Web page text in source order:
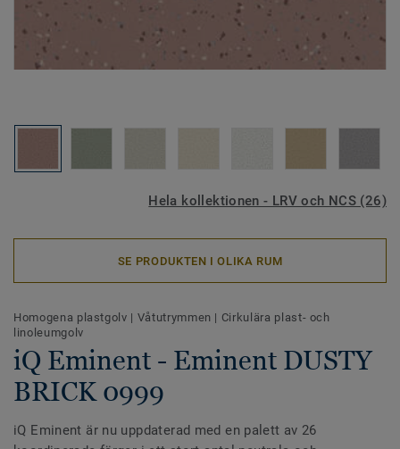
Hela kollektionen - LRV och NCS (26)
SE PRODUKTEN I OLIKA RUM
Homogena plastgolv | Våtutrymmen | Cirkulära plast- och
linoleumgolv
iQ Eminent - Eminent DUSTY
BRICK 0999
iQ Eminent är nu uppdaterad med en palett av 26